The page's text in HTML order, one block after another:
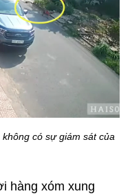
có sự giám sát của
hàng xóm xung